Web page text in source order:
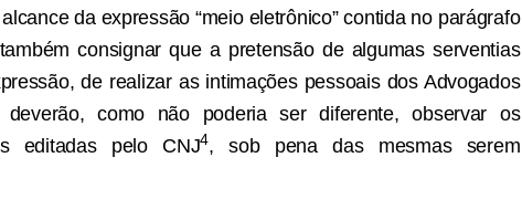
da expressão “meio eletrônico” contida no parágrafo
consignar que a pretensão de algumas serventias
de realizar as intimações pessoais dos Advogados
deverão, como não poderia ser diferente, observar os
editadas pelo CNJ4, sob pena das mesmas serem